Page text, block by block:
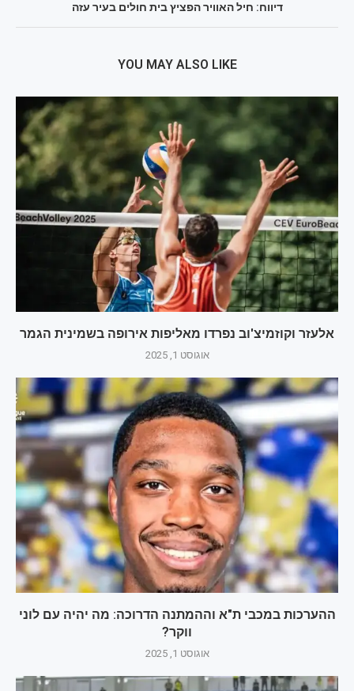
דיווח: חיל האוויר הפציץ בית חולים בעיר עזה
YOU MAY ALSO LIKE
אלעזר וקוזמיצ'וב נפרדו מאליפות אירופה בשמינית הגמר
אוגוסט 1, 2025
ההערכות במכבי ת"א וההמתנה הדרוכה: מה יהיה עם לוני
ווקר?
אוגוסט 1, 2025